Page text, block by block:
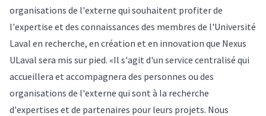
organisations de l'externe qui souhaitent profiter de
l'expertise et des connaissances des membres de l'Université
Laval en recherche, en création et en innovation que Nexus
ULaval sera mis sur pied. «Il s'agit d'un service centralisé qui
accueillera et accompagnera des personnes ou des
organisations de l'externe qui sont à la recherche
d'expertises et de partenaires pour leurs projets. Nous